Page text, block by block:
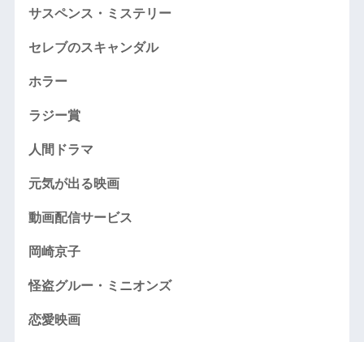
サスペンス・ミステリー
セレブのスキャンダル
ホラー
ラジー賞
人間ドラマ
元気が出る映画
動画配信サービス
岡崎京子
怪盗グルー・ミニオンズ
恋愛映画